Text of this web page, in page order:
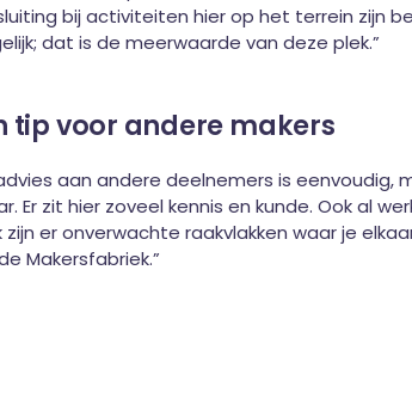
bij activiteiten hier op het terrein zijn
dat is de meerwaarde van deze plek.”
tip voor andere makers
aan andere deelnemers is eenvoudig,
Er zit hier zoveel kennis en kunde. Ook al
zijn er onverwachte raakvlakken waar je
Makersfabriek.”